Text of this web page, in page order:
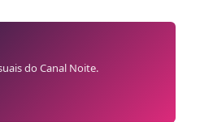
do Canal Noite.